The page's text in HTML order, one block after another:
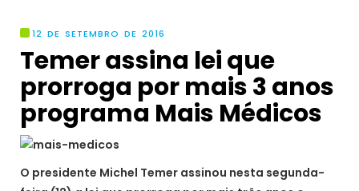
12 DE SETEMBRO DE 2016
Temer assina lei que
prorroga por mais 3 anos
programa Mais Médicos
O presidente Michel Temer assinou nesta segunda-